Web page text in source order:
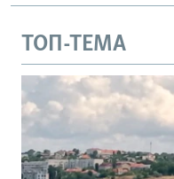
ТОП-ТЕМА